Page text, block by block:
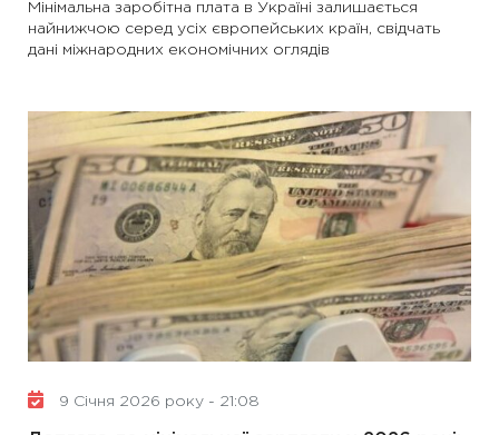
Мінімальна заробітна плата в Україні залишається
найнижчою серед усіх європейських країн, свідчать
дані міжнародних економічних оглядів
9 Січня 2026 року - 21:08